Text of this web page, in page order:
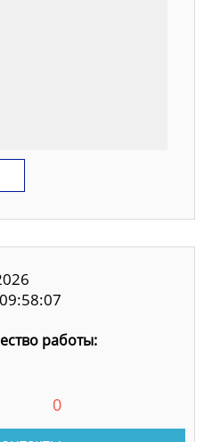
работы:
0